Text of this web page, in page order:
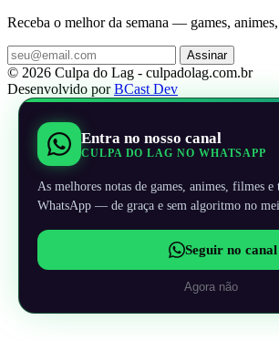
Receba o melhor da semana — games,
Assinar
© 2026 Culpa do Lag - culpadolag.com.br
Desenvolvido porBCast Dev
Entra no nosso canal
CULPA DO LAG NO WHATSAPP
As melhores notas de games, animes, filmes e
WhatsApp — de graça e sem algoritmo no
Seguir no canal
Agora não